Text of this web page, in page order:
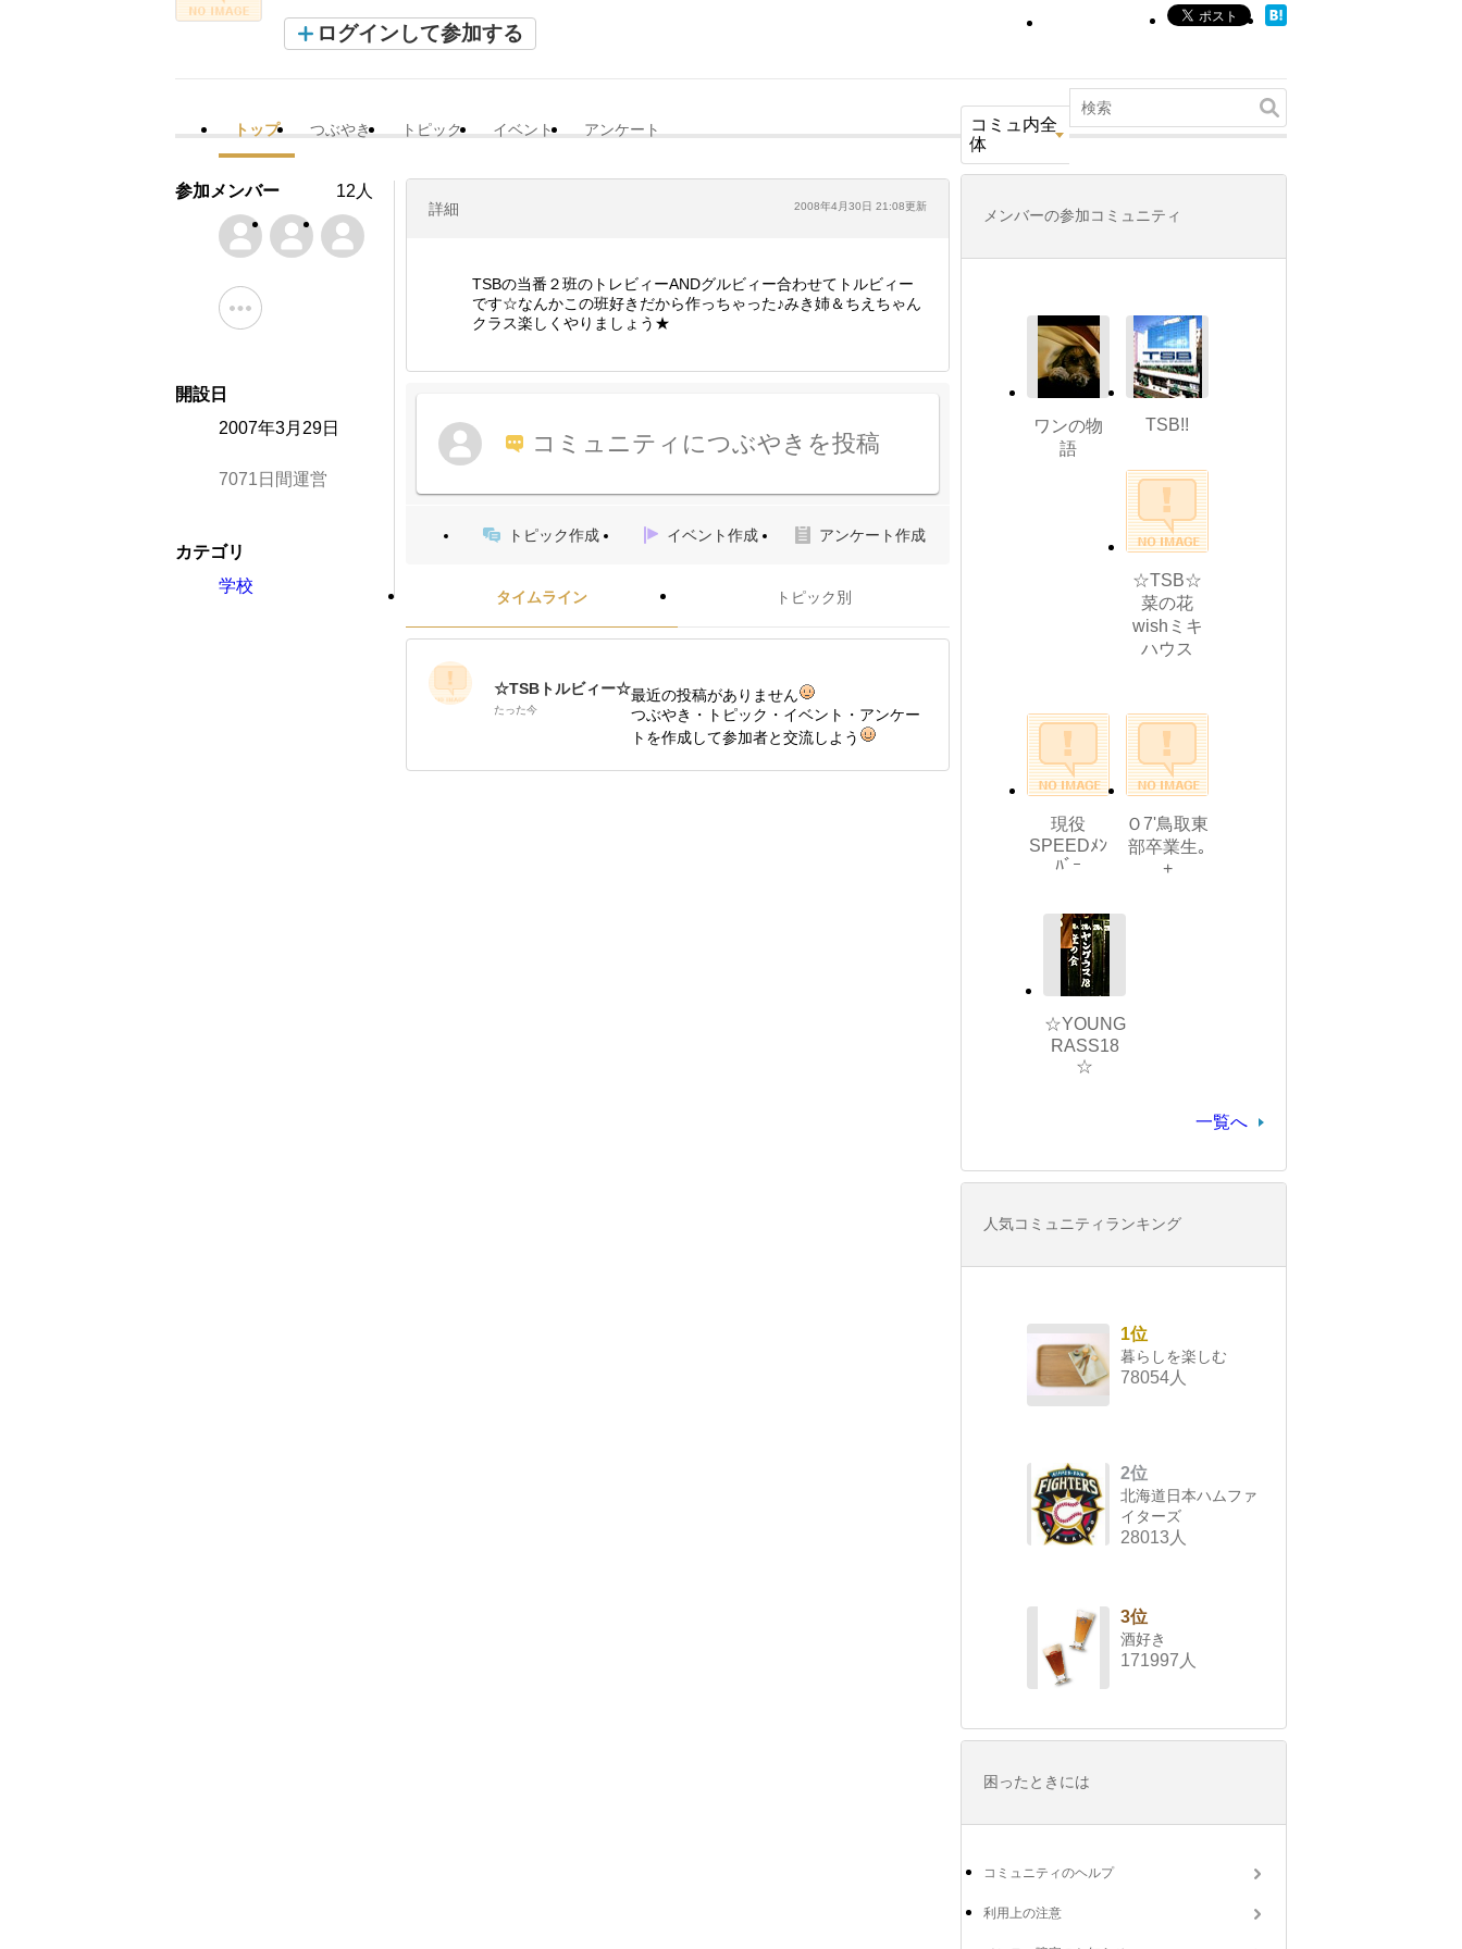
ログインして参加する
トップ つぶやき トピック イベント アンケート
コミュ内全
体
詳細 2008年4月30日 21:08更新
TSBの当番２班のトレビィーANDグルビィー合わせてトルビィー
です☆なんかこの班好きだから作っちゃった♪みき姉＆ちえちゃん
クラス楽しくやりましょう★
コミュニティにつぶやきを投稿
トピック作成 イベント作成 アンケート作成
タイムライン トピック別
☆TSBトルビィー☆
たった今
最近の投稿がありません
つぶやき・トピック・イベント・アンケー
トを作成して参加者と交流しよう
参加メンバー 12人
開設日
2007年3月29日
7071日間運営
カテゴリ
学校
メンバーの参加コミュニティ
ワンの物
語
TSB!!
☆TSB☆
菜の花
wishミキ
ハウス
現役
SPEEDﾒﾝ
ﾊﾞｰ
Ｏ7'鳥取東
部卒業生｡
+
☆YOUNG
RASS18
☆
一覧へ
人気コミュニティランキング
1位
暮らしを楽しむ
78054人
2位
北海道日本ハムファ
イターズ
28013人
3位
酒好き
171997人
困ったときには
コミュニティのヘルプ
利用上の注意